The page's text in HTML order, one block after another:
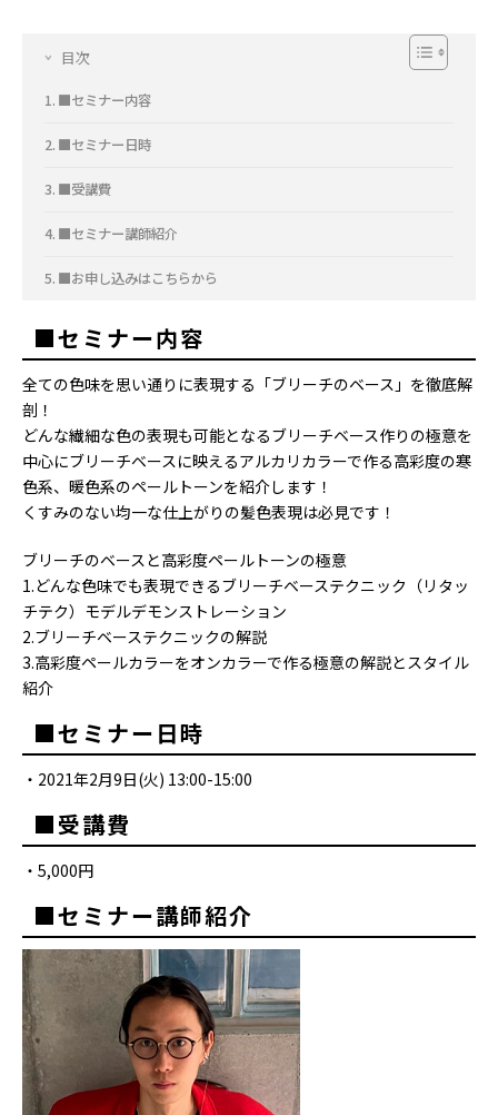
目次
■セミナー内容
■セミナー日時
■受講費
■セミナー講師紹介
■お申し込みはこちらから
■セミナー内容
全ての色味を思い通りに表現する「ブリーチのベース」を徹底解
剖！
どんな繊細な色の表現も可能となるブリーチベース作りの極意を
中心にブリーチベースに映えるアルカリカラーで作る高彩度の寒
色系、暖色系のペールトーンを紹介します！
くすみのない均一な仕上がりの髪色表現は必見です！
ブリーチのベースと高彩度ペールトーンの極意
1.どんな色味でも表現できるブリーチベーステクニック（リタッ
チテク）モデルデモンストレーション
2.ブリーチベーステクニックの解説
3.高彩度ペールカラーをオンカラーで作る極意の解説とスタイル
紹介
■セミナー日時
・2021年2月9日(火) 13:00-15:00
■受講費
・5,000円
■セミナー講師紹介